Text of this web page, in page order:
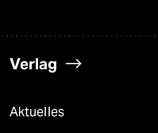
Verlag
Aktuelles